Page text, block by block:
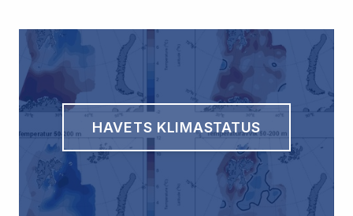
HAVETS KLIMASTATUS